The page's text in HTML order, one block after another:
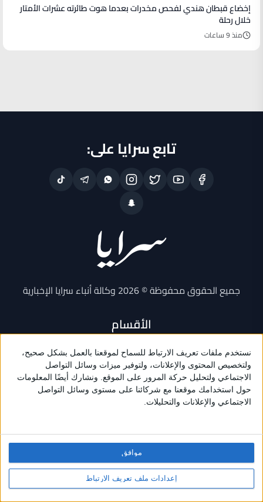
موافق
إخضاع قبطان هندي لفحص مخدرات بعدما هوت طائرته عشرات الأمتار
خلال رحلة
منذ 9 ساعات
تابع سرايا على:
جميع الحقوق محفوظة © 2026 وكالة أنباء سرايا الإخبارية
الأقسام
أخبار محلية
أخبار عالمية
أخبار فنية
اقتصاد
مناسبات
وظائف